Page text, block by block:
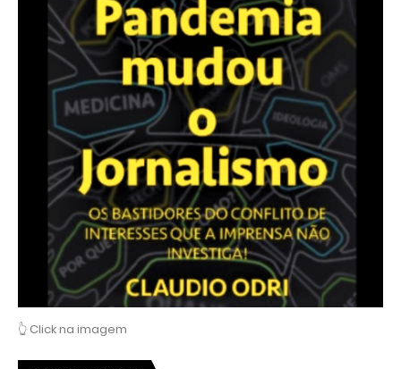
👆 Click na imagem